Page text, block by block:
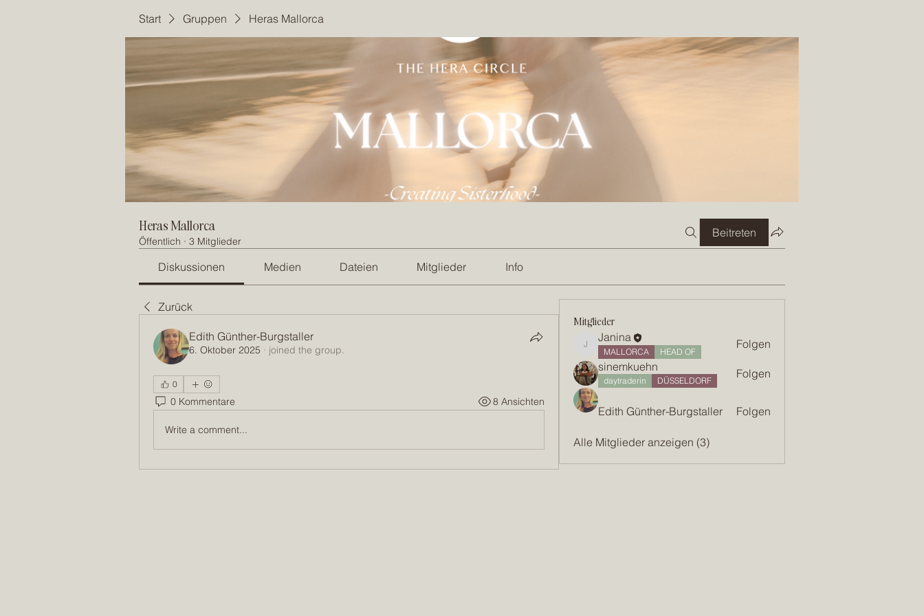
Start Gruppen Heras Mallorca
Heras Mallorca
Öffentlich · 3 Mitglieder
Beitreten
Diskussionen Medien Dateien Mitglieder Info
Zurück
Edith Günther-Burgstaller
6. Oktober 2025 · joined the group.
0
0 Kommentare 8 Ansichten
Write a comment...
Mitglieder
Janina
Janina
MALLORCA HEAD OF
Folgen
sinemkuehn
daytraderin DÜSSELDORF
Folgen
Edith Günther-Burgstaller Folgen
Alle Mitglieder anzeigen (3)